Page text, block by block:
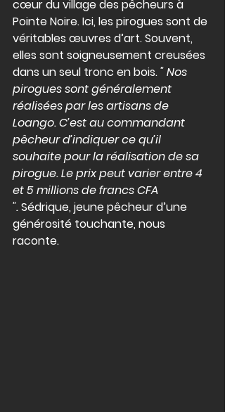
cœur du village des pêcheurs à
Pointe Noire. Ici, les pirogues sont de
véritables œuvres d’art. Souvent,
elles sont soigneusement creusées
dans un seul tronc en bois. " Nos
pirogues sont généralement
réalisées par les artisans de
Loango. C’est au commandant
pêcheur d’indiquer ce qu’il
souhaite pour la réalisation de sa
pirogue. Le prix peut varier entre 4
et 5 millions de francs CFA
". Sédrique, jeune pêcheur d’une
générosité touchante, nous
raconte.